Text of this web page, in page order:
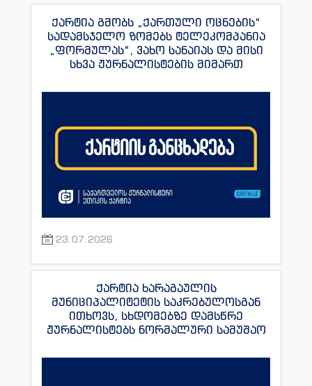
ქარტია გმობს „ქართული ოცნების“
სადამსჯელო ზომებს ტელეკომპანია
„ფორმულას“, ვახო სანაიას და მისი
სხვა ჟურნალისტების მიმართ
23.07.2026
ქარტია ხარაგაულის
მუნიციპალიტეტის საკრებულოსგან
ითხოვს, სხდომებზე დამსწრე
ჟურნალისტებს ნორმალური სამუშაო